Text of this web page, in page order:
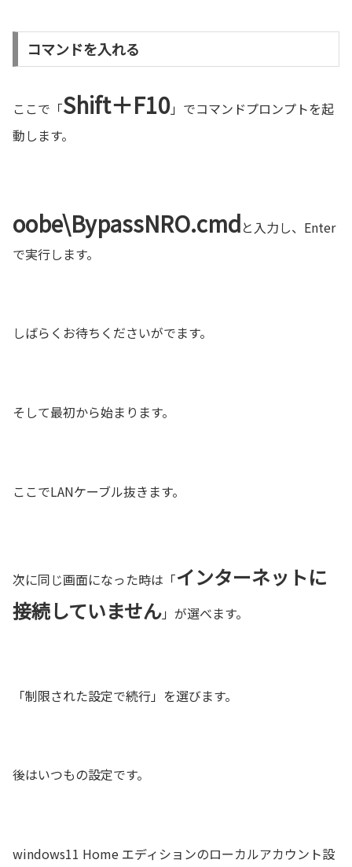
コマンドを入れる
ここで「Shift＋F10」でコマンドプロンプトを起
動します。
oobe\BypassNRO.cmdと入力し、Enter
で実行します。
しばらくお待ちくださいがでます。
そして最初から始まります。
ここでLANケーブル抜きます。
次に同じ画面になった時は「インターネットに
接続していません」が選べます。
「制限された設定で続行」を選びます。
後はいつもの設定です。
windows11 Home エディションのローカルアカウント設